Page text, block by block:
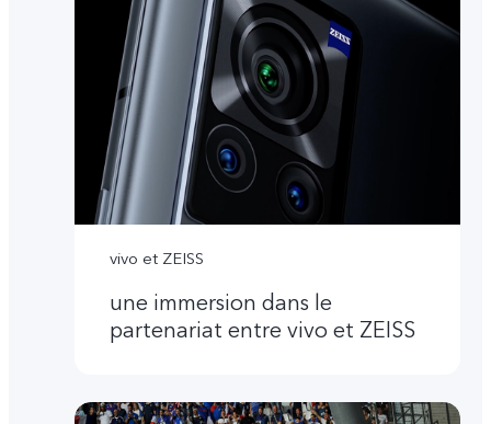
vivo et ZEISS
une immersion dans le
partenariat entre vivo et ZEISS